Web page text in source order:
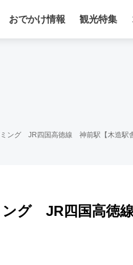
おでかけ情報 観光特集
ング JR四国高徳線 神前駅【木造駅
ング JR四国高徳